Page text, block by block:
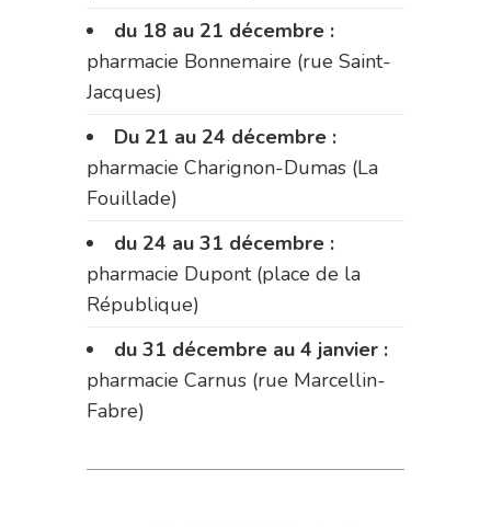
du 18 au 21 décembre :
pharmacie Bonnemaire (rue Saint-
Jacques)
Du 21 au 24 décembre :
pharmacie Charignon-Dumas (La
Fouillade)
du 24 au 31 décembre :
pharmacie Dupont (place de la
République)
du 31 décembre au 4 janvier :
pharmacie Carnus (rue Marcellin-
Fabre)